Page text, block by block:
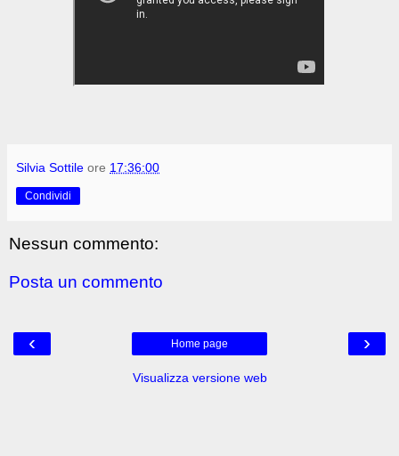
Silvia Sottile ore 17:36:00
Condividi
Nessun commento:
Posta un commento
‹ ›
Home page
Visualizza versione web